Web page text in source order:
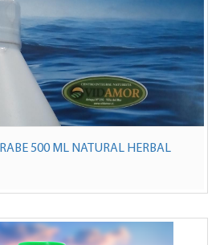
500 ML NATURAL HERBAL